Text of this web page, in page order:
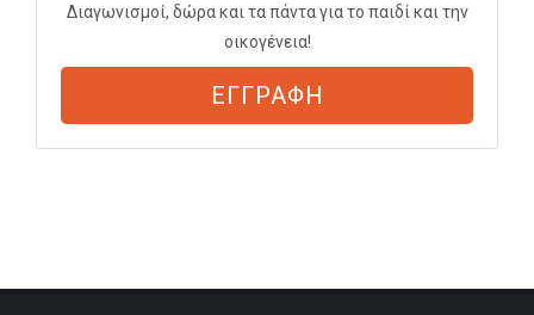
Διαγωνισμοί, δώρα και τα πάντα για το παιδί και την
οικογένεια!
ΕΓΓΡΑΦΗ